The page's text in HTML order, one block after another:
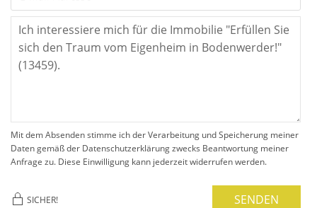
Mit dem Absenden stimme ich der Verarbeitung und Speicherung meiner
Daten gemäß der Datenschutzerklärung zwecks Beantwortung meiner
Anfrage zu. Diese Einwilligung kann jederzeit widerrufen werden.
SICHER! SENDEN